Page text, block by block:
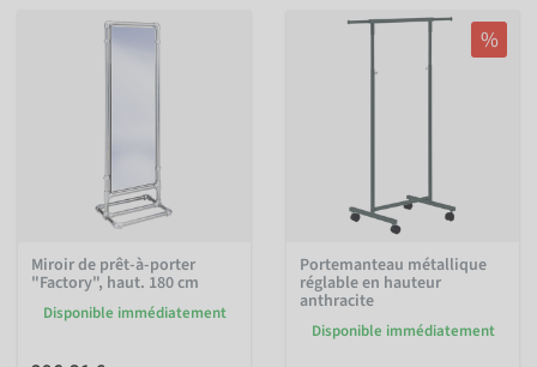
Miroir de prêt-à-porter
"Factory", haut. 180 cm
Disponible immédiatement
%
Portemanteau métallique
réglable en hauteur
anthracite
Disponible immédiatement